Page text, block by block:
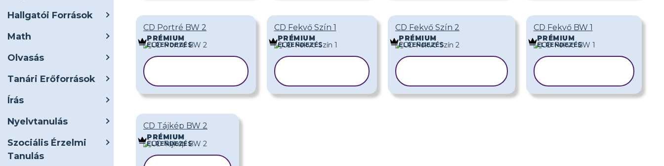
Hallgatói Források
Math
Olvasás
Tanári Erőforrások
Írás
Nyelvtanulás
Szociális Érzelmi
Tanulás
CD Portré BW 2
PRÉMIUM
ELRENDEZÉS
CD Fekvő Szín 1
PRÉMIUM
ELRENDEZÉS
CD Fekvő Szín 2
PRÉMIUM
ELRENDEZÉS
CD Fekvő BW 1
PRÉMIUM
ELRENDEZÉS
CD Tájkép BW 2
PRÉMIUM
ELRENDEZÉS